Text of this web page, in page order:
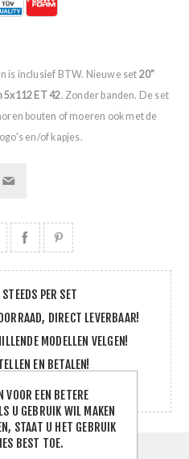
is inclusief BTW. Nieuwe set 20"
5x112 ET 42. Zonder banden. De set
bouten of moeren ook met de
en/of kapjes.
PER SET
DIRECT LEVERBAAR!
MODELLEN VELGEN!
EN BETALEN!
SERVICE!
VOOR EEN BETERE
U GEBRUIK WIL MAKEN
STAAT U HET GEBRUIK
BEST TOE.